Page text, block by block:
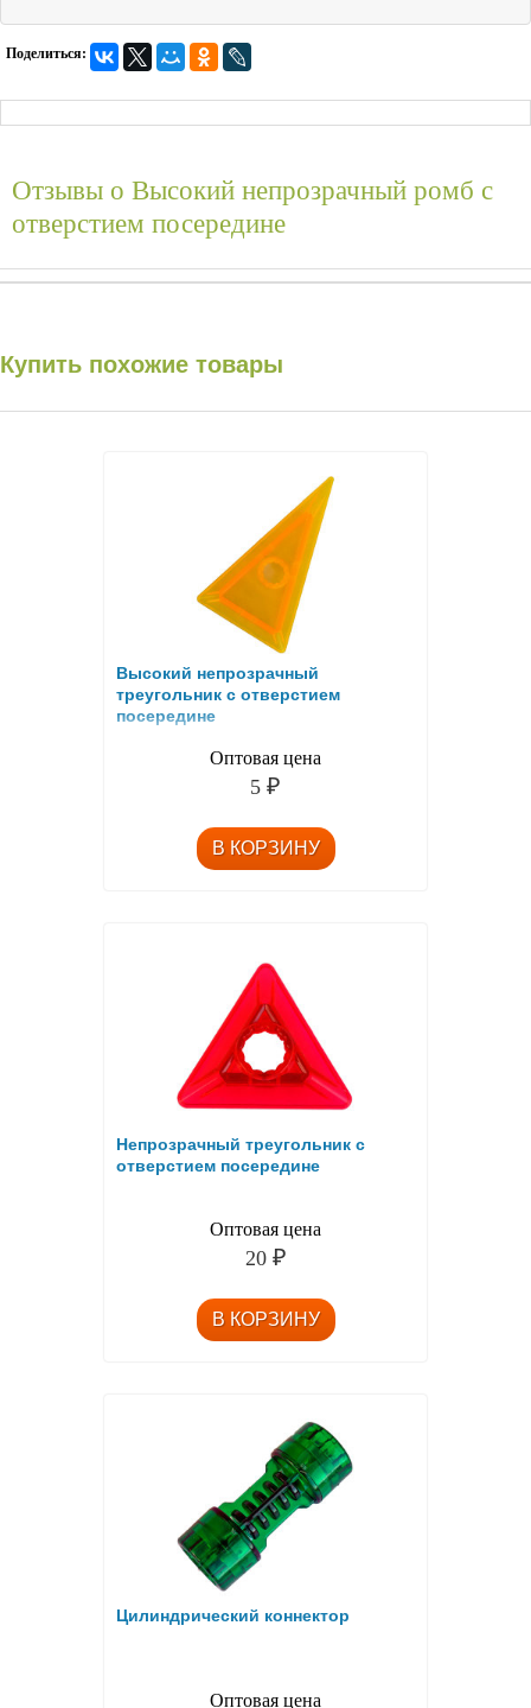
Поделиться:
Отзывы о Высокий непрозрачный ромб c
отверстием посередине
Купить похожие товары
Высокий непрозрачный
треугольник c отверстием
посередине
Оптовая цена
5 ₽
Непрозрачный треугольник c
отверстием посередине
Оптовая цена
20 ₽
Цилиндрический коннектор
Оптовая цена